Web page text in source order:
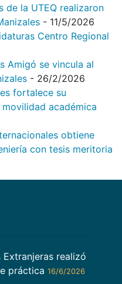
de la UTEQ realizaron
- 11/5/2026
Centro Regional
Amigó se vincula al
- 26/2/2026
fortalece su
académica
obtiene
con tesis meritoria
Extranjeras realizó
práctica 16/6/2026